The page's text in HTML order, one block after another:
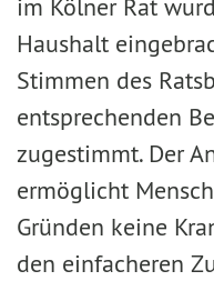
im Kölner Rat
Haushalt
Stimmen des
entsprechenden
zugestimmt. Der
ermöglicht
Gründen keine
den einfacheren